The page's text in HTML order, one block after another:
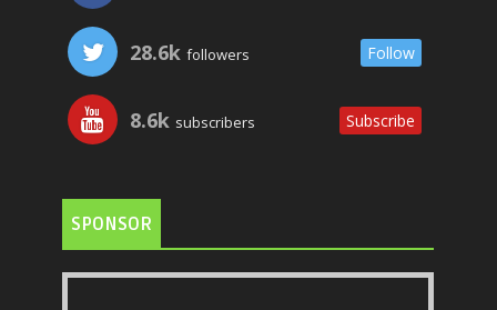
28.6k followers Follow
8.6k subscribers Subscribe
SPONSOR